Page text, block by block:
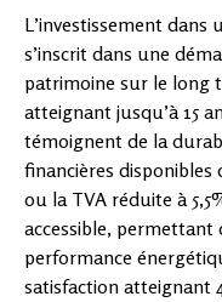
L’investissement dans
s’inscrit dans une
patrimoine sur le long
atteignant jusqu’à 15
témoignent de la
financières disponibles
ou la TVA réduite à
accessible,
performance
satisfaction atteignant